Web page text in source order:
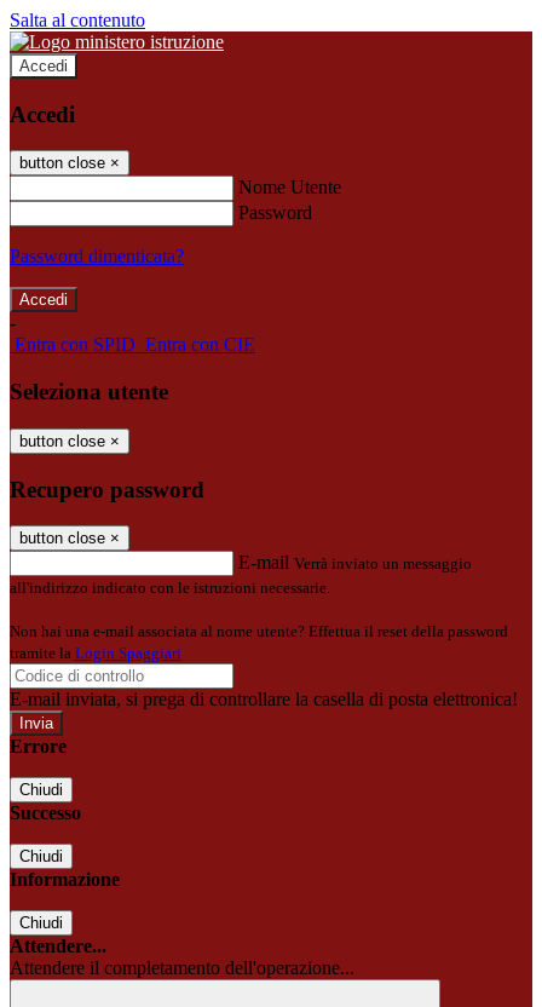
Salta al contenuto
Accedi
Accedi
button close ×
Nome Utente
Password
Password dimenticata?
-
Entra con SPID Entra con CIE
Seleziona utente
button close ×
Recupero password
button close ×
E-mail Verrà inviato un messaggio
all'indirizzo indicato con le istruzioni necessarie.
Non hai una e-mail associata al nome utente? Effettua il reset della password
tramite la Login Spaggiari
E-mail inviata, si prega di controllare la casella di posta elettronica!
Errore
Chiudi
Successo
Chiudi
Informazione
Chiudi
Attendere...
Attendere il completamento dell'operazione...